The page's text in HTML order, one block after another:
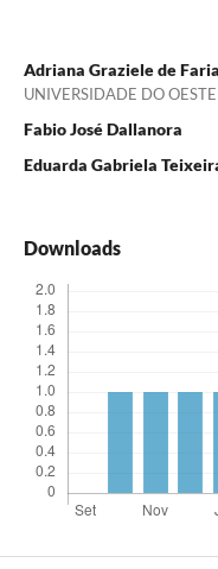
Adriana Graziele de
UNIVERSIDADE DO
Fabio José Dallanora
Eduarda Gabriela
Downloads